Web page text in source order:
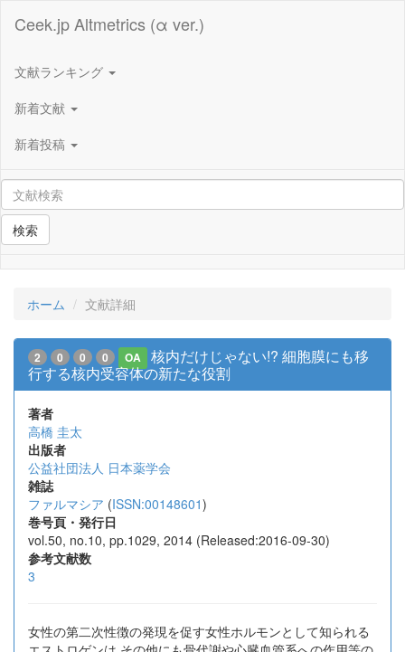
Ceek.jp Altmetrics (α ver.)
文献ランキング
新着文献
新着投稿
検索
ホーム 文献詳細
2 0 0 0 OA
核内だけじゃない!? 細胞膜にも移
行する核内受容体の新たな役割
著者
高橋 圭太
出版者
公益社団法人 日本薬学会
雑誌
ファルマシア (ISSN:00148601)
巻号頁・発行日
vol.50, no.10, pp.1029, 2014 (Released:2016-09-30)
参考文献数
3
女性の第二次性徴の発現を促す女性ホルモンとして知られる